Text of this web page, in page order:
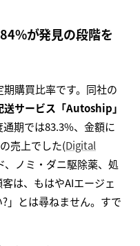
が発見の段階を
購買比率です。同社の
サービス「Autoship」
期では83.3%、金額に
売上でした(Digital
、ノミ・ダニ駆除薬、処
は、もはやAIエージェ
」とは尋ねません。すで